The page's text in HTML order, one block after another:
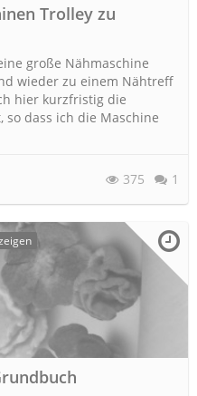
Trolley zu
große Nähmaschine
wieder zu einem Nähtreff
hier kurzfristig die
dass ich die Maschine
375 1